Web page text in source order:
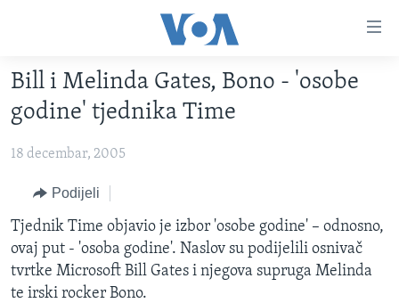
glavni
sadržaj
Pređi
na
navigaciju
Idi
na
pretragu
VIDEO
FOTOGRAFIJE DANA
VIJESTI
SJEDINJENE AMERIČKE DRŽAVE
BOSNA I HERCEGOVINA
SVIJET
NAUKA I TEHNOLOGIJA
SPECIJALNI PROJEKTI
KORUPCIJA
Bill i Melinda Gates, Bono - 'osobe
godine' tjednika Time
18 decembar, 2005
Podijeli
Tjednik Time objavio je izbor 'osobe godine' – odnosno,
ovaj put - 'osoba godine'. Naslov su podijelili osnivač
tvrtke Microsoft Bill Gates i njegova supruga Melinda
te irski rocker Bono.